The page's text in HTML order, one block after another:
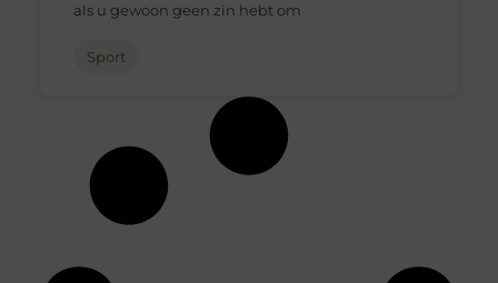
als u gewoon geen zin hebt om
Sport